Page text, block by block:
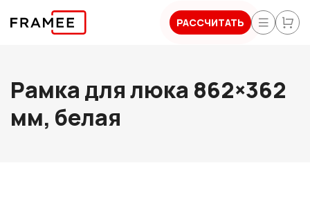
РАССЧИТАТЬ
Рамка для люка 862×362
мм, белая